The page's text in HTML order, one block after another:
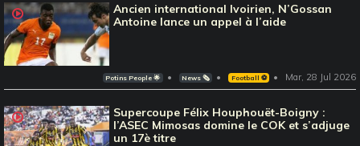
Ancien international Ivoirien, N’Gossan
Antoine lance un appel à l’aide
Potins People 🌟 News 🗞️ Football ⚽️ Mar, 28 Jul 2026
Supercoupe Félix Houphouët-Boigny :
l’ASEC Mimosas domine le COK et s’adjuge
un 17è titre